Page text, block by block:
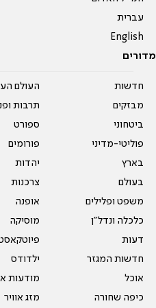
עברית
English
מדורים
חדשות
מבזקים
ביטחוני
פוליטי-מדיני
בארץ
בעולם
משפט ופלילים
כלכלה ונדל"ן
דעות
חדשות המגזר
אוכל
כיפה שחורה
העולם
תרבות
ספורט
פורומים
יהדות
צרכנות
אופנה
מוסיקה
ילדודס
מודעות
מזג אוויר